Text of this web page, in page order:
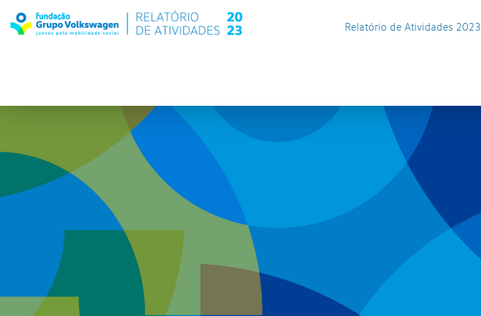
Relatório de Atividades 2023